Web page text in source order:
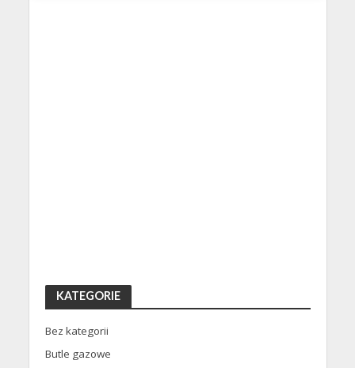
KATEGORIE
Bez kategorii
Butle gazowe